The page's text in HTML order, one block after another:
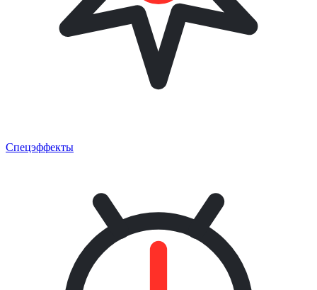
Спецэффекты